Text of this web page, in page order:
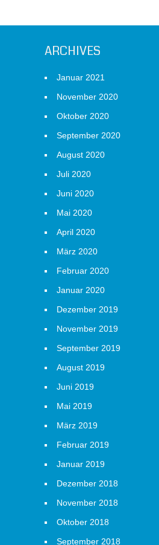
ARCHIVES
Januar 2021
November 2020
Oktober 2020
September 2020
August 2020
Juli 2020
Juni 2020
Mai 2020
April 2020
März 2020
Februar 2020
Januar 2020
Dezember 2019
November 2019
September 2019
August 2019
Juni 2019
Mai 2019
März 2019
Februar 2019
Januar 2019
Dezember 2018
November 2018
Oktober 2018
September 2018